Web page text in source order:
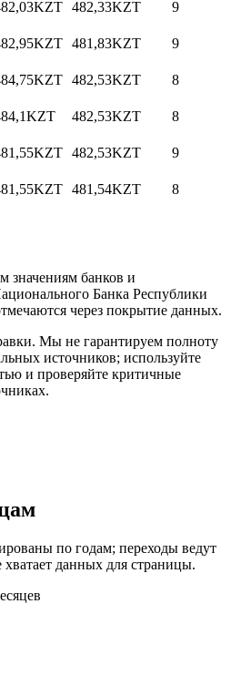
KZT 482,33KZT
9
KZT 481,83KZT
9
KZT 482,53KZT
8
KZT 482,53KZT
8
KZT 482,53KZT
9
KZT 481,54KZT 8
значениям банков и
Банка Республики
через покрытие данных.
Мы не гарантируем полноту
источников; используйте
и проверяйте критичные
по годам; переходы ведут
данных для страницы.